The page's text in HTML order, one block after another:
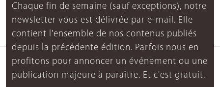
Chaque fin de semaine (sauf exceptions), notre
newsletter vous est délivrée par e-mail. Elle
contient l'ensemble de nos contenus publiés
depuis la précédente édition. Parfois nous en
profitons pour annoncer un événement ou une
publication majeure à paraître. Et c'est gratuit.